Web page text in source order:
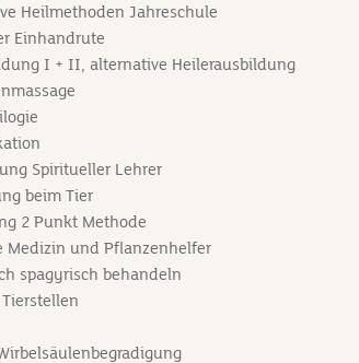
Heilmethoden Jahreschule
Einhandrute
I + II, alternative Heilerausbildung
Spiritueller Lehrer
beim Tier
2 Punkt Methode
Medizin und Pflanzenhelfer
spagyrisch behandeln